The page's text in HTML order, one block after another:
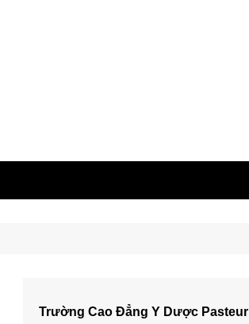
Trường Cao Đẳng Y Dược Pasteur